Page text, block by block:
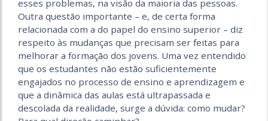
esses problemas, na visão da maioria das pessoas.
Outra questão importante – e, de certa forma
relacionada com a do papel do ensino superior – diz
respeito às mudanças que precisam ser feitas para
melhorar a formação dos jovens. Uma vez entendido
que os estudantes não estão suficientemente
engajados no processo de ensino e aprendizagem e
que a dinâmica das aulas está ultrapassada e
descolada da realidade, surge a dúvida: como mudar?